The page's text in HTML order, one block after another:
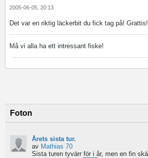
2005-06-05, 20:13
Det var en riktig läckerbit du fick tag på! Grattis!
Må vi alla ha ett intressant fiske!
Foton
Årets sista tur.
av Mathias 70